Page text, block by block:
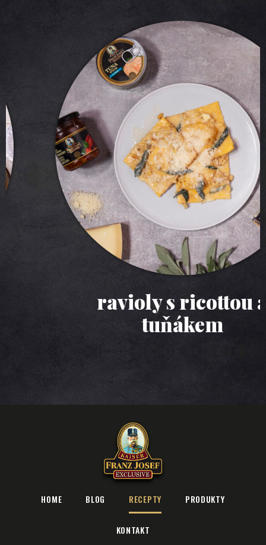
ravioly s ricottou a
tuňákem
HOME BLOG RECEPTY PRODUKTY
KONTAKT